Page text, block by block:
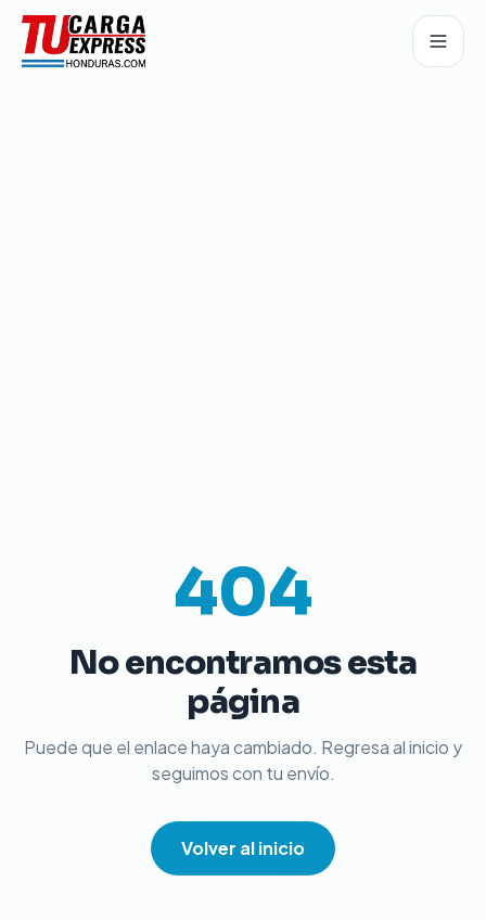
404
No encontramos esta
página
Puede que el enlace haya cambiado. Regresa al inicio y
seguimos con tu envío.
Volver al inicio